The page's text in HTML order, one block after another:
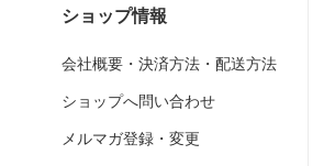
ショップ情報
会社概要・決済方法・配送方法
ショップへ問い合わせ
メルマガ登録・変更